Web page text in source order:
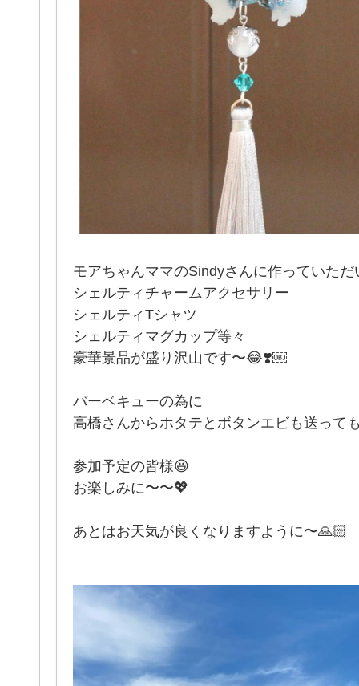
モアちゃんママのSindyさんに作っていた
シェルティチャームアクセサリー
シェルティTシャツ
シェルティマグカップ等々
豪華景品が盛り沢山です〜😂❣️￼
バーベキューの為に
高橋さんからホタテとボタンエビも送って
参加予定の皆様😆
お楽しみに〜〜💖
あとはお天気が良くなりますように〜🙏🏻